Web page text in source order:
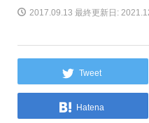
2017.09.13 最終更新日:
Tweet
Hatena